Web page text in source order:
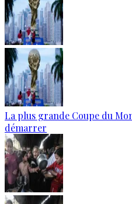
La plus grande Coupe du
démarrer